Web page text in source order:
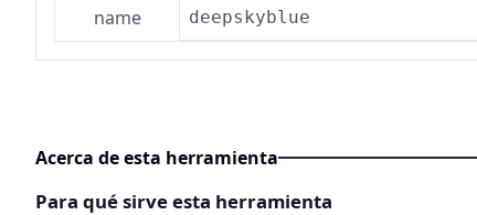
name deepskyblue
Acerca de esta herramienta
Para qué sirve esta herramienta